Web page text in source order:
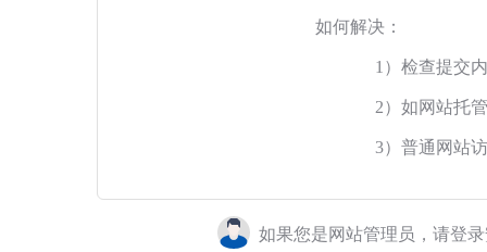
如何解决：
1）检查提交
2）如网站托
3）普通网站
如果您是网站管理员，请登